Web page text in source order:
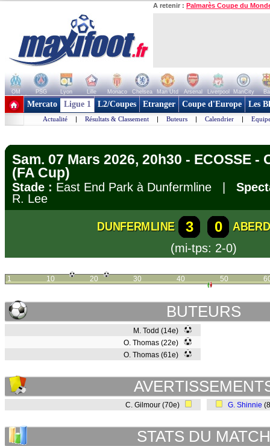
A retenir : Palmarès Coupe du
OM PSG Lyon Lille Monaco Chelsea Man Utd Arsenal Liverpool ManCity
+ de clubs
Mercato Ligue 1 L2/Coupes Etranger Coupe d'Europe Les
Actualité | Résultats & Classement | Buteurs | Calendrier |
Sam. 07 Mars 2026, 20h30 - ECOSSE -
(FA Cup)
Stade : East End Park à Dunfermline |
R. Lee
DUNFERMLINE 3 0
(mi-tps: 2-0)
1 10 20 30 40 50
BUTEURS
M. Todd (14e)
O. Thomas (22e)
O. Thomas (61e)
C. Gilmour (70e) G. Shinnie
STATS DU MATCH